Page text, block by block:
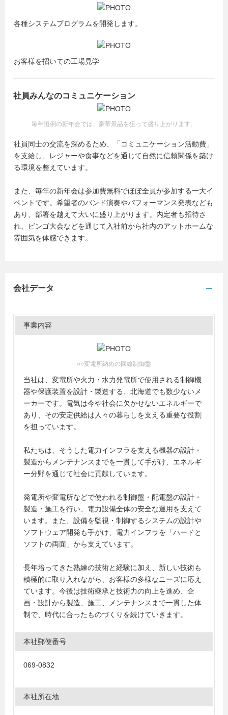
各種システムプログラムを開発します。
お客様を招いての工場見学
社員みんなのコミュニケーション
毎年恒例の新年会では、豪華景品を狙って盛り上がります。
社員同士の交流を深めるため、「コミュニケーション活動費」
を支給し、レジャーや食事などを通じて自然に信頼関係を築け
る環境を整えています。
また、毎年の新年会は参加費無料でほぼ全員が参加する一大イ
ベントです。希望者のバンド演奏やパフォーマンス発表なども
あり、部署を越えて大いに盛り上がります。内定者も招待さ
れ、ビンゴ大会などを通じて入社前から社内のアットホームな
雰囲気を体感できます。
会社データ
事業内容
○○変電所納めの回線制御盤
当社は、変電所や火力・水力発電所で使用される制御機
器や保護装置を設計・製造する、北海道でも数少ないメ
ーカーです。電気は今や社会に欠かせないエネルギーで
あり、その安定供給は人々の暮らしを支える重要な役割
を担っています。
私たちは、そうした電力インフラを支える機器の設計・
製造からメンテナンスまでを一貫して手がけ、エネルギ
ー分野を通じて社会に貢献しています。
発電所や変電所などで使われる制御盤・配電盤の設計・
製造・施工を行い、電力設備全体の安全な運用を支えて
います。また、設備を監視・制御するシステムの設計や
ソフトウェア開発も手がけ、電力インフラを「ハードと
ソフトの両面」から支えています。
長年培ってきた熟練の技術と経験に加え、新しい技術も
積極的に取り入れながら、お客様の多様なニーズに応え
ています。今後は技術継承と技術力の向上を進め、企
画・設計から製造、施工、メンテナンスまで一貫した体
制で、時代に合ったものづくりを続けていきます。
本社郵便番号
069-0832
本社所在地